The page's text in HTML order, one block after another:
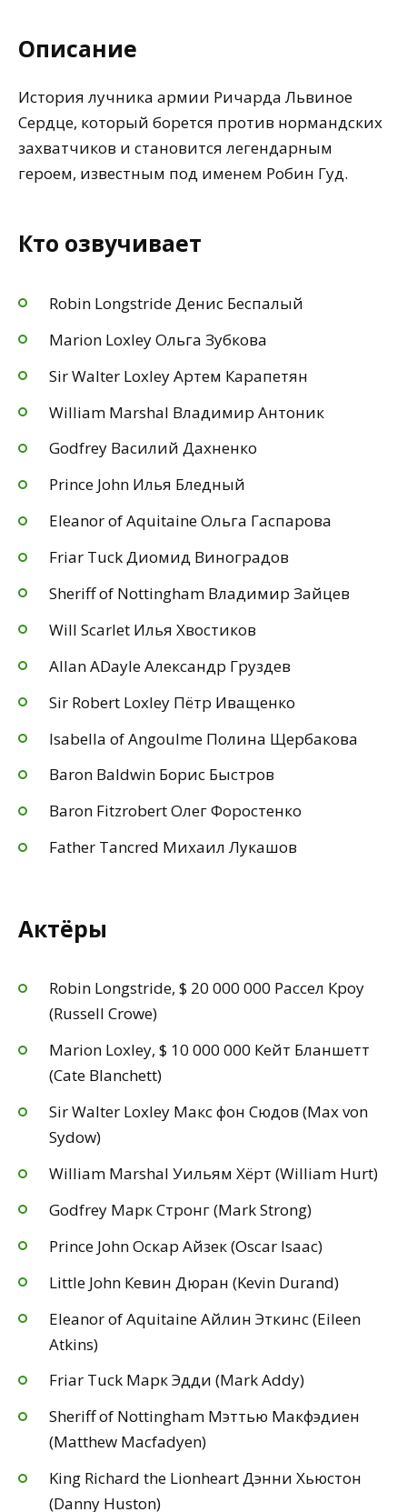
Описание
История лучника армии Ричарда Львиное
Сердце, который борется против нормандских
захватчиков и становится легендарным
героем, известным под именем Робин Гуд.
Кто озвучивает
Robin Longstride Денис Беспалый
Marion Loxley Ольга Зубкова
Sir Walter Loxley Артем Карапетян
William Marshal Владимир Антоник
Godfrey Василий Дахненко
Prince John Илья Бледный
Eleanor of Aquitaine Ольга Гаспарова
Friar Tuck Диомид Виноградов
Sheriff of Nottingham Владимир Зайцев
Will Scarlet Илья Хвостиков
Allan ADayle Александр Груздев
Sir Robert Loxley Пётр Иващенко
Isabella of Angoulme Полина Щербакова
Baron Baldwin Борис Быстров
Baron Fitzrobert Олег Форостенко
Father Tancred Михаил Лукашов
Актёры
Robin Longstride, $ 20 000 000 Рассел Кроу
(Russell Crowe)
Marion Loxley, $ 10 000 000 Кейт Бланшетт
(Cate Blanchett)
Sir Walter Loxley Макс фон Сюдов (Max von
Sydow)
William Marshal Уильям Хёрт (William Hurt)
Godfrey Марк Стронг (Mark Strong)
Prince John Оскар Айзек (Oscar Isaac)
Little John Кевин Дюран (Kevin Durand)
Eleanor of Aquitaine Айлин Эткинс (Eileen
Atkins)
Friar Tuck Марк Эдди (Mark Addy)
Sheriff of Nottingham Мэттью Макфэдиен
(Matthew Macfadyen)
King Richard the Lionheart Дэнни Хьюстон
(Danny Huston)